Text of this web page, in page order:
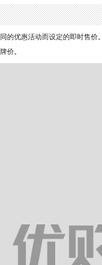
的优惠活动而设定的即时售价。
价。